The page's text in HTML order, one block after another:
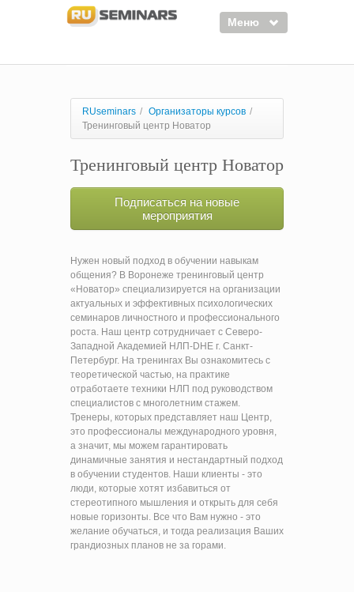
Меню
Курсы
Тренинги
Организаторы
Лектора
RUseminars / Организаторы курсов /
Тренинговый центр Новатор
Тренинговый центр Новатор
Подписаться на новые
мероприятия
Нужен новый подход в обучении навыкам
общения? В Воронеже тренинговый центр
«Новатор» специализируется на организации
актуальных и эффективных психологических
семинаров личностного и профессионального
роста. Наш центр сотрудничает с Северо-
Западной Академией НЛП-DHE г. Санкт-
Петербург. На тренингах Вы ознакомитесь с
теоретической частью, на практике
отработаете техники НЛП под руководством
специалистов с многолетним стажем.
Тренеры, которых представляет наш Центр,
это профессионалы международного уровня,
а значит, мы можем гарантировать
динамичные занятия и нестандартный подход
в обучении студентов. Наши клиенты - это
люди, которые хотят избавиться от
стереотипного мышления и открыть для себя
новые горизонты. Все что Вам нужно - это
желание обучаться, и тогда реализация Ваших
грандиозных планов не за горами.